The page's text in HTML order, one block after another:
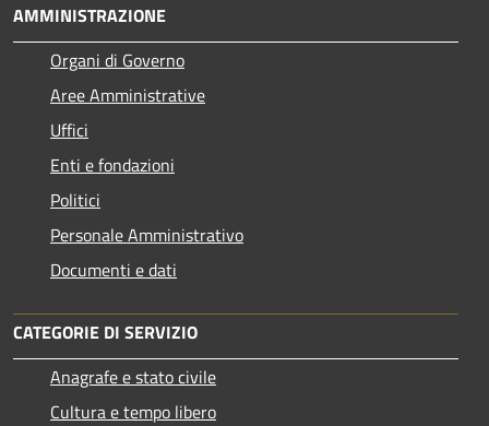
AMMINISTRAZIONE
Organi di Governo
Aree Amministrative
Uffici
Enti e fondazioni
Politici
Personale Amministrativo
Documenti e dati
CATEGORIE DI SERVIZIO
Anagrafe e stato civile
Cultura e tempo libero